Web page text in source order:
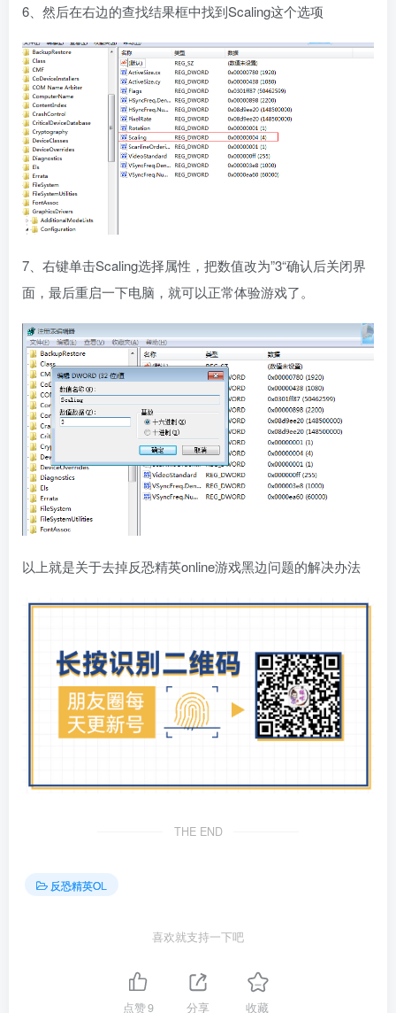
6、然后在右边的查找结果框中找到Scaling这个选项
7、右键单击Scaling选择属性，把数值改为”3“确认后关闭界
面，最后重启一下电脑，就可以正常体验游戏了。
以上就是关于去掉反恐精英online游戏黑边问题的解决办法
THE END
反恐精英OL
喜欢就支持一下吧
点赞9 分享 收藏